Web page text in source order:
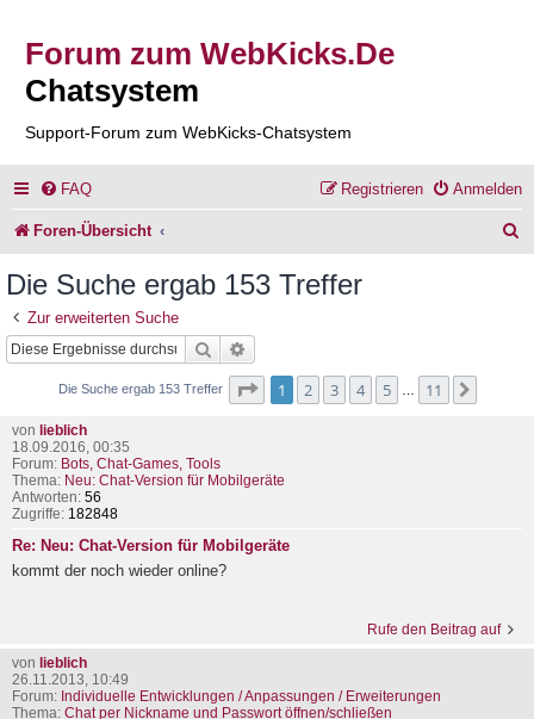
Forum zum WebKicks.De
Chatsystem
Support-Forum zum WebKicks-Chatsystem
FAQ Anmelden
Registrieren
Foren-Übersicht
Die Suche ergab 153 Treffer
Zur erweiterten Suche
Suche
Die Suche ergab 153 Treffer Seite von
1 2 3 4 5 11
von lieblich
18.09.2016, 00:35
Forum: Bots, Chat-Games, Tools
Thema: Neu: Chat-Version für Mobilgeräte
Antworten: 56
Zugriffe: 182848
Re: Neu: Chat-Version für Mobilgeräte
kommt der noch wieder online?
Rufe den Beitrag auf
von lieblich
26.11.2013, 10:49
Forum: Individuelle Entwicklungen / Anpassungen / Erweiterungen
Thema: Chat per Nickname und Passwort öffnen/schließen